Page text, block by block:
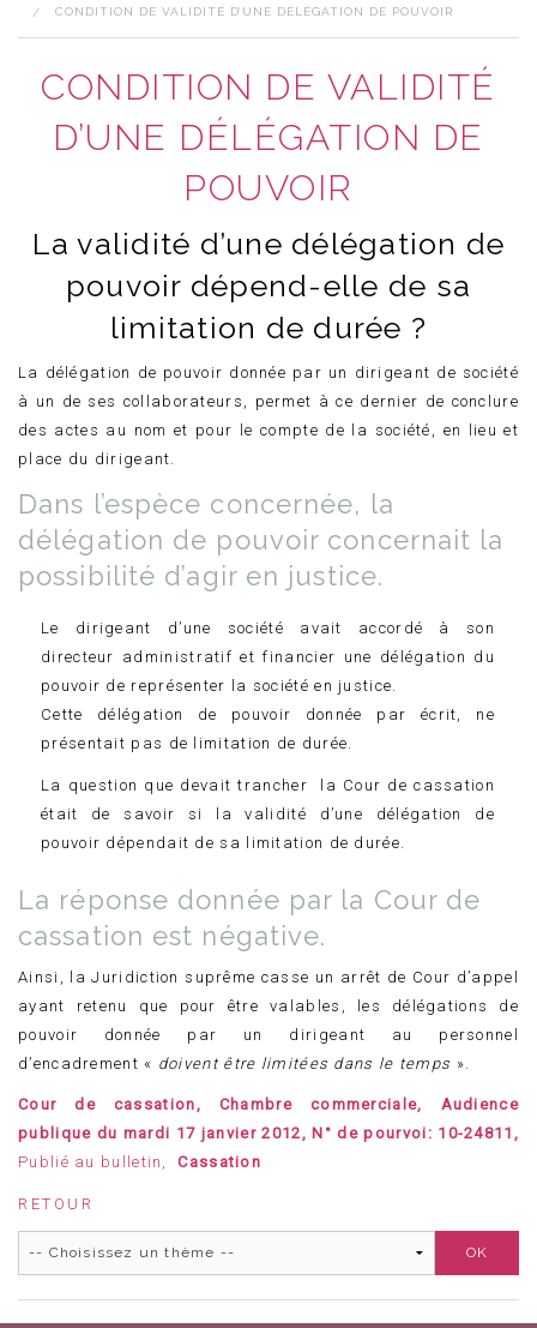
CONDITION DE VALIDITÉ D’UNE DÉLÉGATION DE POUVOIR
CONDITION DE VALIDITÉ
D’UNE DÉLÉGATION DE
POUVOIR
La validité d’une délégation de
pouvoir dépend-elle de sa
limitation de durée ?
La délégation de pouvoir donnée par un dirigeant de société
à un de ses collaborateurs, permet à ce dernier de conclure
des actes au nom et pour le compte de la société, en lieu et
place du dirigeant.
Dans l’espèce concernée, la
délégation de pouvoir concernait la
possibilité d’agir en justice.
Le dirigeant d’une société avait accordé à son
directeur administratif et financier une délégation du
pouvoir de représenter la société en justice.
Cette délégation de pouvoir donnée par écrit, ne
présentait pas de limitation de durée.
La question que devait trancher la Cour de cassation
était de savoir si la validité d’une délégation de
pouvoir dépendait de sa limitation de durée.
La réponse donnée par la Cour de
cassation est négative.
Ainsi, la Juridiction suprême casse un arrêt de Cour d’appel
ayant retenu que pour être valables, les délégations de
pouvoir donnée par un dirigeant au personnel
d’encadrement « doivent être limitées dans le temps ».
Cour de cassation, Chambre commerciale, Audience
publique du mardi 17 janvier 2012, N° de pourvoi: 10-24811,
Publié au bulletin,Cassation
RETOUR